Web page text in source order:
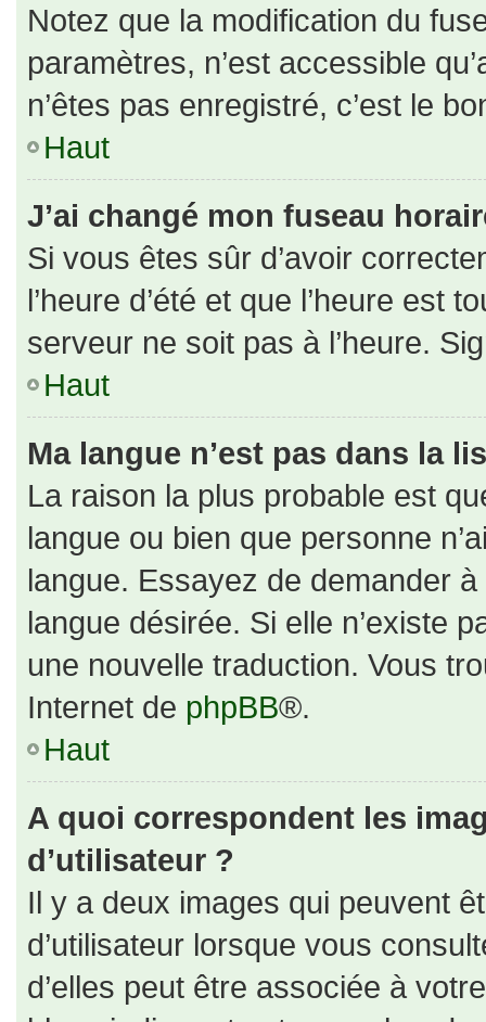
Notez que la modification du
paramètres, n’est accessible
n’êtes pas enregistré, c’est le
Haut
J’ai changé mon fuseau
Si vous êtes sûr d’avoir
l’heure d’été et que l’heure est
serveur ne soit pas à l’heure.
Haut
Ma langue n’est pas dans la
La raison la plus probable est
langue ou bien que personne
langue. Essayez de demander
langue désirée. Si elle n’existe
une nouvelle traduction. Vous
Internet de phpBB®.
Haut
A quoi correspondent les
d’utilisateur ?
Il y a deux images qui peuvent
d’utilisateur lorsque vous
d’elles peut être associée à